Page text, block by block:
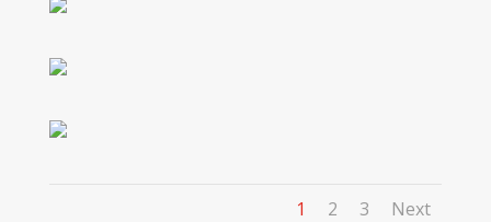
1 2 3 Next